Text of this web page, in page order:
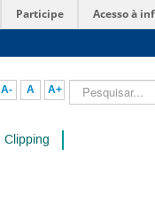
Participe Acesso à
A- A A+ Pesquisar...
Clipping